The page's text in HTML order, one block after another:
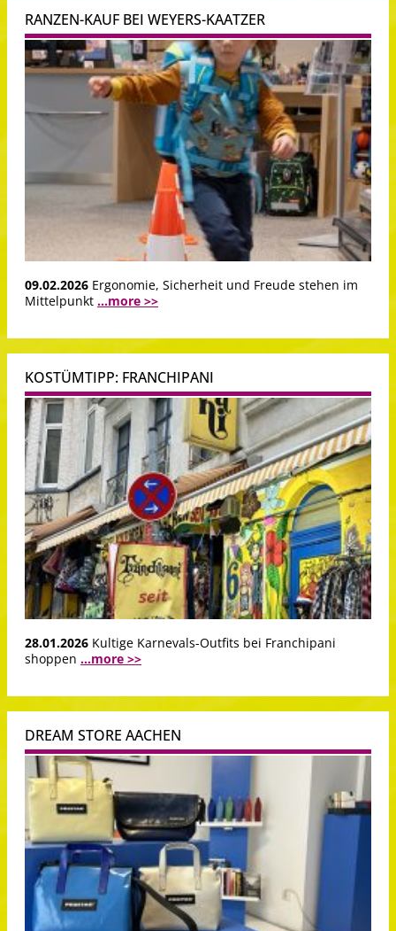
RANZEN-KAUF BEI WEYERS-KAATZER
09.02.2026 Ergonomie, Sicherheit und Freude stehen im
Mittelpunkt ...more >>
KOSTÜMTIPP: FRANCHIPANI
28.01.2026 Kultige Karnevals-Outfits bei Franchipani
shoppen ...more >>
DREAM STORE AACHEN